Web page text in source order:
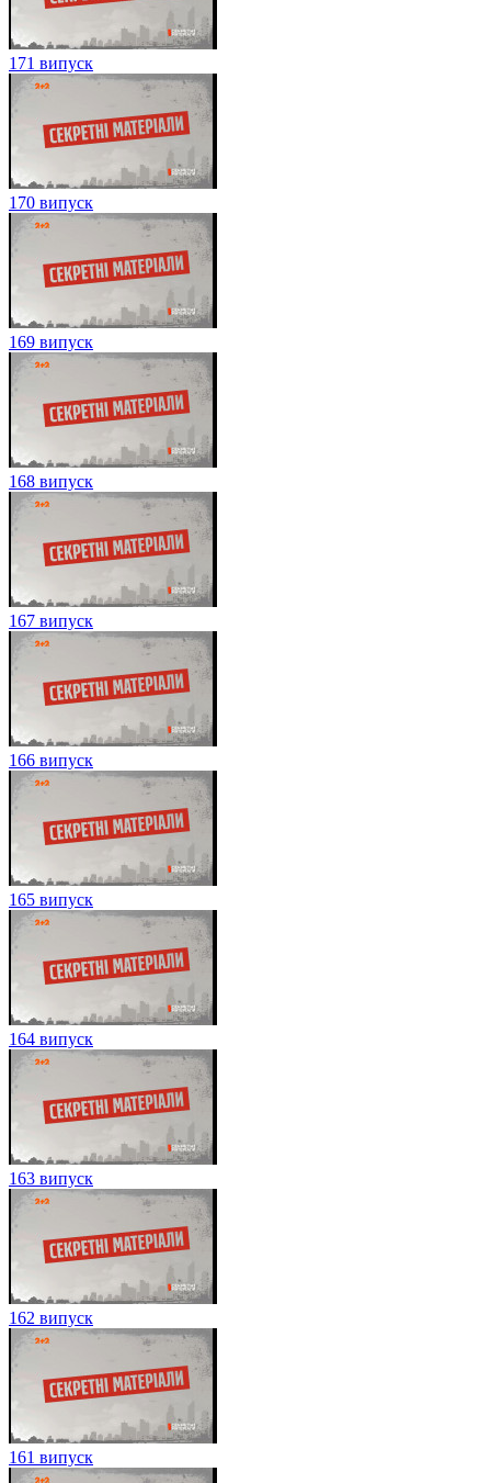
171 випуск
170 випуск
169 випуск
168 випуск
167 випуск
166 випуск
165 випуск
164 випуск
163 випуск
162 випуск
161 випуск